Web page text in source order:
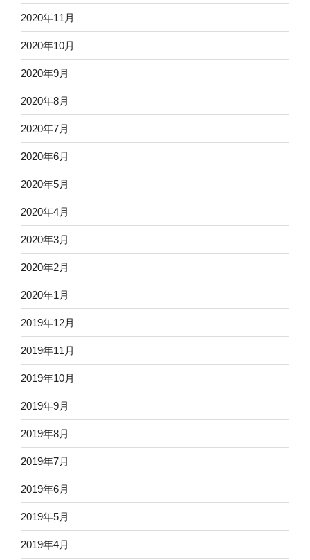
2020年11月
2020年10月
2020年9月
2020年8月
2020年7月
2020年6月
2020年5月
2020年4月
2020年3月
2020年2月
2020年1月
2019年12月
2019年11月
2019年10月
2019年9月
2019年8月
2019年7月
2019年6月
2019年5月
2019年4月